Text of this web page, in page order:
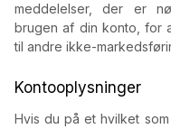
meddelelser, der er
brugen af din konto, for
til andre ikke-
Kontooplysninger
Hvis du på et hvilket